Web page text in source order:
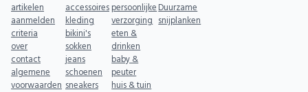
artikelen
aanmelden
criteria
over
contact
algemene
voorwaarden
accessoires
kleding
bikini's
sokken
jeans
schoenen
sneakers
persoonlijke
verzorging
eten &
drinken
baby &
peuter
huis & tuin
Duurzame
snijplanken